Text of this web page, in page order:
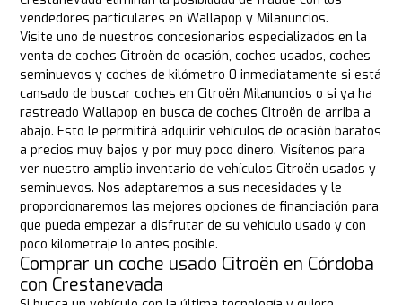
vendedores particulares en Wallapop y Milanuncios.
Visite uno de nuestros concesionarios especializados en la
venta de coches Citroën de ocasión, coches usados, coches
seminuevos y coches de kilómetro 0 inmediatamente si está
cansado de buscar coches en Citroën Milanuncios o si ya ha
rastreado Wallapop en busca de coches Citroën de arriba a
abajo. Esto le permitirá adquirir vehículos de ocasión baratos
a precios muy bajos y por muy poco dinero. Visítenos para
ver nuestro amplio inventario de vehículos Citroën usados y
seminuevos. Nos adaptaremos a sus necesidades y le
proporcionaremos las mejores opciones de financiación para
que pueda empezar a disfrutar de su vehículo usado y con
poco kilometraje lo antes posible.
Comprar un coche usado Citroën en Córdoba
con Crestanevada